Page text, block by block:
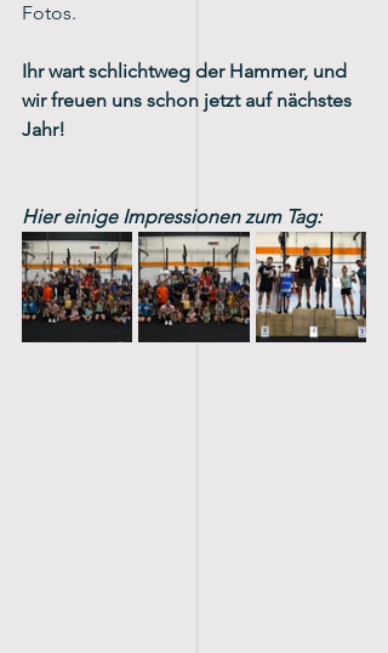
Fotos.
Ihr wart schlichtweg der Hammer, und
wir freuen uns schon jetzt auf nächstes
Jahr!
Hier einige Impressionen zum Tag: